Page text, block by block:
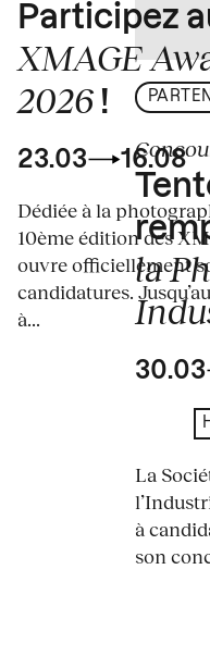
Participez
XMAGE
2026 !
23.03 16.08
Dédiée à la
10ème édition des
ouvre officiellement
candidatures.
à...
la
30.03
La
à
son